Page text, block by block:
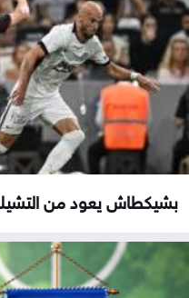
بشيكطاش يعود من